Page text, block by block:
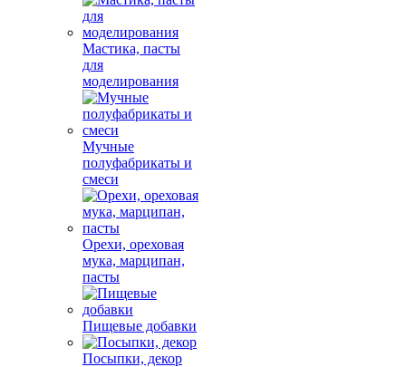
Мастика, пасты
для
моделирования
Мучные
полуфабрикаты и
смеси
Орехи, ореховая
мука, марципан,
пасты
Пищевые добавки
Посыпки, декор